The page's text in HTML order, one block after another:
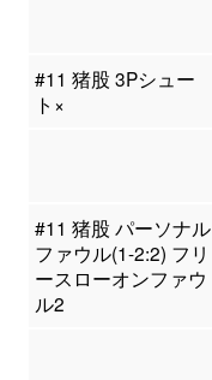
#11 猪股 3Pシュー
ト×
#11 猪股 パーソナル
ファウル(1-2:2) フリ
ースローオンファウ
ル2